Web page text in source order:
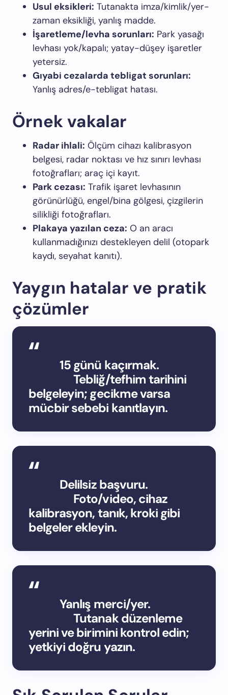
Usul eksikleri: Tutanakta imza/kimlik/yer-
zaman eksikliği, yanlış madde.
İşaretleme/levha sorunları: Park yasağı
levhası yok/kapalı; yatay-düşey işaretler
yetersiz.
Gıyabi cezalarda tebligat sorunları:
Yanlış adres/e-tebligat hatası.
Örnek vakalar
Radar ihlali: Ölçüm cihazı kalibrasyon
belgesi, radar noktası ve hız sınırı levhası
fotoğrafları; araç içi kayıt.
Park cezası: Trafik işaret levhasının
görünürlüğü, engel/bina gölgesi, çizgilerin
silikliği fotoğrafları.
Plakaya yazılan ceza: O an aracı
kullanmadığınızı destekleyen delil (otopark
kaydı, seyahat kanıtı).
Yaygın hatalar ve pratik
çözümler
15 günü kaçırmak.
Tebliğ/tefhim tarihini
belgeleyin; gecikme varsa
mücbir sebebi kanıtlayın.
Delilsiz başvuru.
Foto/video, cihaz
kalibrasyon, tanık, kroki gibi
belgeler ekleyin.
Yanlış merci/yer.
Tutanak düzenleme
yerini ve birimini kontrol edin;
yetkiyi doğru yazın.